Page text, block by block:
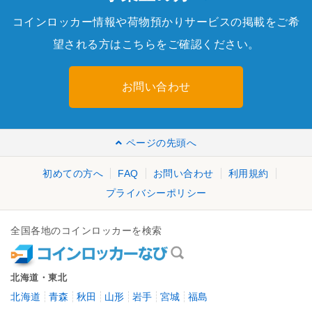
コインロッカー情報や荷物預かりサービスの掲載をご希
望される方はこちらをご確認ください。
お問い合わせ
ページの先頭へ
初めての方へ FAQ お問い合わせ
利用規約
プライバシーポリシー
全国各地のコインロッカーを検索
北海道・東北
北海道 青森 秋田 山形 岩手 宮城 福島